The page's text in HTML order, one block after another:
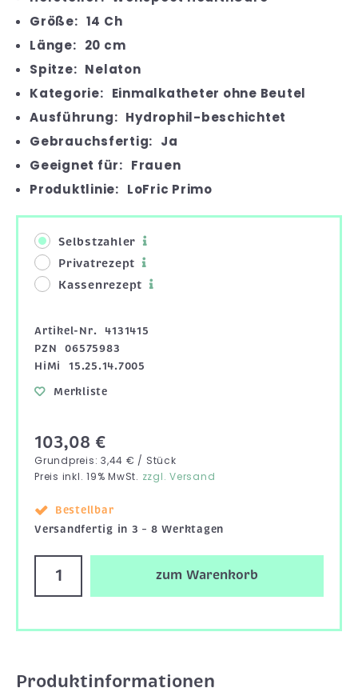
Größe: 14 Ch
Länge: 20 cm
Spitze: Nelaton
Kategorie: Einmalkatheter ohne Beutel
Ausführung: Hydrophil-beschichtet
Gebrauchsfertig: Ja
Geeignet für: Frauen
Produktlinie: LoFric Primo
Selbstzahler
Privatrezept
Kassenrezept
Artikel-Nr.
4131415
PZN
06575983
HiMi
15.25.14.7005
Merkliste
103,08 €
Grundpreis: 3,44 € / Stück
Preis inkl. 19% MwSt. zzgl. Versand
Bestellbar
Versandfertig in 3 – 8 Werktagen
zum Warenkorb
Produktinformationen